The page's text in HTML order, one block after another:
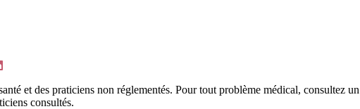
et des praticiens non réglementés. Pour tout problème médical, consultez
consultés.